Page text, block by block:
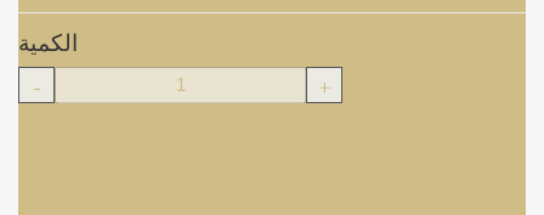
الكمية
- +